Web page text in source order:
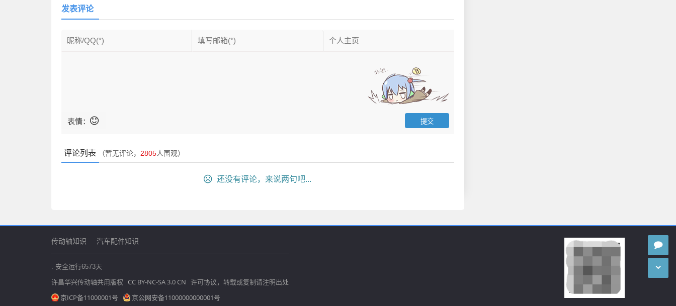
发表评论
表情：
评论列表 （暂无评论， 2805人围观）
还没有评论，来说两句吧...
传动轴知识 汽车配件知识
. 安全运行6573天
许昌华兴传动轴共用版权 CC BY-NC-SA 3.0 CN 许可协议，转载或复制请注明出处
京ICP备11000001号 京公网安备11000000000001号